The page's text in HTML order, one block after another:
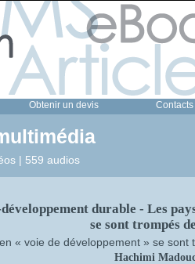
Obtenir un devis Contacts
| 559 audios
durable - Les
se sont trompés
« voie de développement » se sont
Hachimi